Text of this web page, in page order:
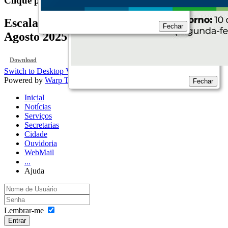
Escala de Atendimento Médico UBS -
Agosto 2025
Download
Switch to Desktop Version
Powered by Warp Theme Framework
Inicial
Notícias
Serviços
Secretarias
Cidade
Ouvidoria
WebMail
...
Ajuda
Lembrar-me
Entrar
Fechar
Fechar